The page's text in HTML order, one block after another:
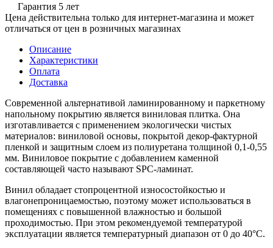
Гарантия 5 лет
Цена действительна только для интернет-магазина и может
отличаться от цен в розничных магазинах
Описание
Характеристики
Оплата
Доставка
Современной альтернативой ламинированному и паркетному
напольному покрытию является виниловая плитка. Она
изготавливается с применением экологически чистых
материалов: виниловой основы, покрытой декор-фактурной
пленкой и защитным слоем из полиуретана толщиной 0,1-0,55
мм. Виниловое покрытие с добавлением каменной
составляющей часто называют SPC-ламинат.
Винил обладает стопроцентной износостойкостью и
влагонепроницаемостью, поэтому может использоваться в
помещениях с повышенной влажностью и большой
проходимостью. При этом рекомендуемой температурой
эксплуатации является температурный диапазон от 0 до 40°С.